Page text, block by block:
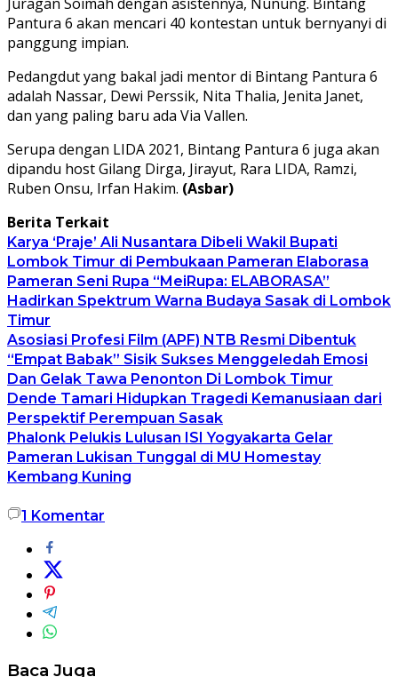
Pantura 6 akan mencari 40 kontestan untuk bernyanyi di
panggung impian.
Pedangdut yang bakal jadi mentor di Bintang Pantura 6
adalah Nassar, Dewi Perssik, Nita Thalia, Jenita Janet,
dan yang paling baru ada Via Vallen.
Serupa dengan LIDA 2021, Bintang Pantura 6 juga akan
dipandu host Gilang Dirga, Jirayut, Rara LIDA, Ramzi,
Ruben Onsu, Irfan Hakim. (Asbar)
Berita Terkait
Karya ‘Praje’ Ali Nusantara Dibeli Wakil Bupati
Lombok Timur di Pembukaan Pameran Elaborasa
Pameran Seni Rupa “MeiRupa: ELABORASA”
Hadirkan Spektrum Warna Budaya Sasak di Lombok
Timur
Asosiasi Profesi Film (APF) NTB Resmi Dibentuk
“Empat Babak” Sisik Sukses Menggeledah Emosi
Dan Gelak Tawa Penonton Di Lombok Timur
Dende Tamari Hidupkan Tragedi Kemanusiaan dari
Perspektif Perempuan Sasak
Phalonk Pelukis Lulusan ISI Yogyakarta Gelar
Pameran Lukisan Tunggal di MU Homestay
Kembang Kuning
1 Komentar
Baca Juga